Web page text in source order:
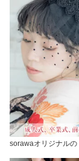
sorawaオリジナルの